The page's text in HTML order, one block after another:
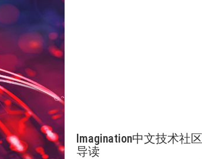
Imagination中文技术社
导读